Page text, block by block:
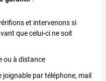
et intervenons si
que celui-ci ne soit
ou à distance
par téléphone, mail